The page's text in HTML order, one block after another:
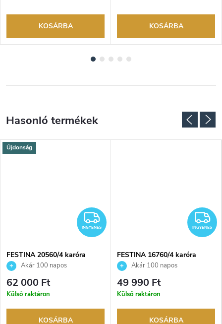
KOSÁRBA KOSÁRBA
Újdonság
INGYENES
INGYENES
FESTINA 20560/4 karóra
Akár 100 napos
visszaküldési lehetőség. Hivatalos
márkakereskedő.
62 000 Ft
Külső raktáron
KOSÁRBA
INGYENES
FESTINA 16760/4 karóra
Akár 100 napos
visszaküldési lehetőség. Hivatalos
márkakereskedő.
49 990 Ft
Külső raktáron
KOSÁRBA